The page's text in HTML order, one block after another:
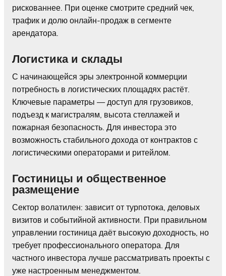
рискованнее. При оценке смотрите средний чек,
трафик и долю онлайн-продаж в сегменте
арендатора.
Логистика и склады
С начинающейся эры электронной коммерции
потребность в логистических площадях растёт.
Ключевые параметры — доступ для грузовиков,
подъезд к магистралям, высота стеллажей и
пожарная безопасность. Для инвестора это
возможность стабильного дохода от контрактов с
логистическими операторами и ритейлом.
Гостиницы и общественное
размещение
Сектор волатилен: зависит от турпотока, деловых
визитов и событийной активности. При правильном
управлении гостиница даёт высокую доходность, но
требует профессионального оператора. Для
частного инвестора лучше рассматривать проекты с
уже настроенным менеджментом.